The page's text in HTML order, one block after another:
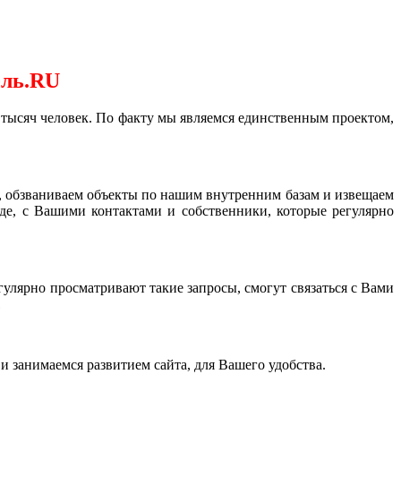
человек. По факту мы являемся единственным проектом,
объекты по нашим внутренним базам и извещаем
с Вашими контактами и собственники, которые регулярно
просматривают такие запросы, смогут связаться с Вами
развитием сайта, для Вашего удобства.